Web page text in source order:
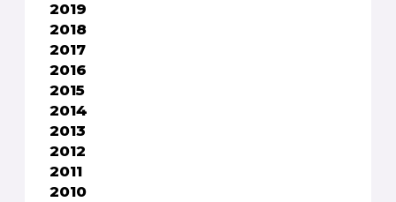
2019
2018
2017
2016
2015
2014
2013
2012
2011
2010